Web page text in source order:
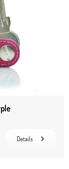
Details